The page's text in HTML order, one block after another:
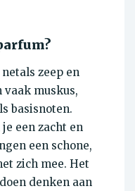
zeep en
vaak muskus,
basisnoten.
een zacht en
een schone,
zich mee. Het
denken aan